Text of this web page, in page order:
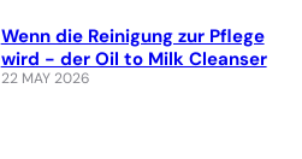
Wenn die Reinigung zur Pflege
wird - der Oil to Milk Cleanser
22 MAY 2026